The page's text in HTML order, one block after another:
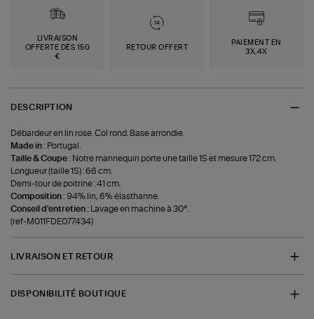
LIVRAISON
OFFERTE DÈS 150
€
RETOUR OFFERT
PAIEMENT EN
3X,4X
DESCRIPTION
Débardeur en lin rose. Col rond. Base arrondie.
Made in : Portugal.
Taille & Coupe : Notre mannequin porte une taille 1S et mesure 172 cm.
Longueur (taille 1S) : 66 cm.
Demi-tour de poitrine : 41 cm.
Composition : 94% lin, 6% élasthanne.
Conseil d'entretien :
Lavage en machine à 30°.
(ref-M011FDE077434)
LIVRAISON ET RETOUR
DISPONIBILITÉ BOUTIQUE